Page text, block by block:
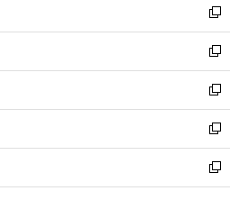
で
開
く
ド
ウ
で
開
く
ィ
ン
ド
ウ
で
開
く
い
ウ
ィ
ン
ド
ウ
で
開
く
新
し
い
ウ
ィ
ン
ド
ウ
で
開
新
し
い
ウ
ィ
ン
ド
ウ
新
し
い
ウ
ィ
ン
新
し
い
ウ
新
し